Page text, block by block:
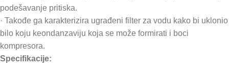
podešavanje pritiska.
· Takođe ga karakterizira ugrađeni filter za vodu kako bi uklonio
bilo koju keondanzaviju koja se može formirati i boci
kompresora.
Specifikacije: